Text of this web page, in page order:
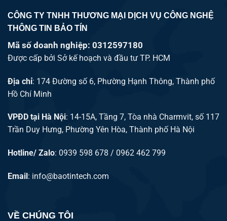
CÔNG TY TNHH THƯƠNG MẠI DỊCH VỤ CÔNG NGHỆ
THÔNG TIN BẢO TÍN
Mã số doanh nghiệp: 0312597180
Được cấp bởi Sở kế hoạch và đầu tư TP. HCM
Địa chỉ: 174 Đường số 6, Phường Hạnh Thông, Thành phố
Hồ Chí Minh
VPĐD tại Hà Nội: 14-15A, Tầng 7, Tòa nhà Charmvit, số 117
Trần Duy Hưng, Phường Yên Hòa, Thành phố Hà Nội
Hotline/ Zalo: 0939 598 678 / 0962 462 799
Email: info@baotintech.com
VỀ CHÚNG TÔI